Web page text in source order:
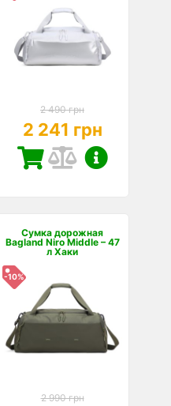
2 490 грн
2 241 грн
Сумка дорожная
Bagland Niro Middle – 47
л Хаки
-10%
2 990 грн